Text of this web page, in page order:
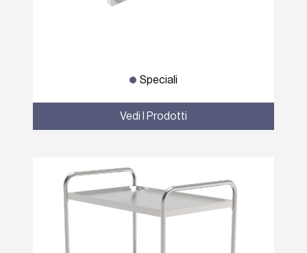
Speciali
Vedi I Prodotti